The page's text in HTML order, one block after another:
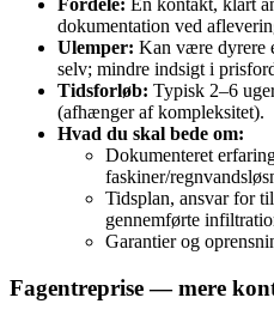
Fordele: Én kontakt, klart
dokumentation ved
Ulemper: Kan være dyrere
selv; mindre indsigt i
Tidsforløb: Typisk 2–6
(afhænger af kompleksitet).
Hvad du skal bede om:
Dokumenteret
faskiner/
Tidsplan, ansvar for
gennemførte
Garantier og
Fagentreprise — mere